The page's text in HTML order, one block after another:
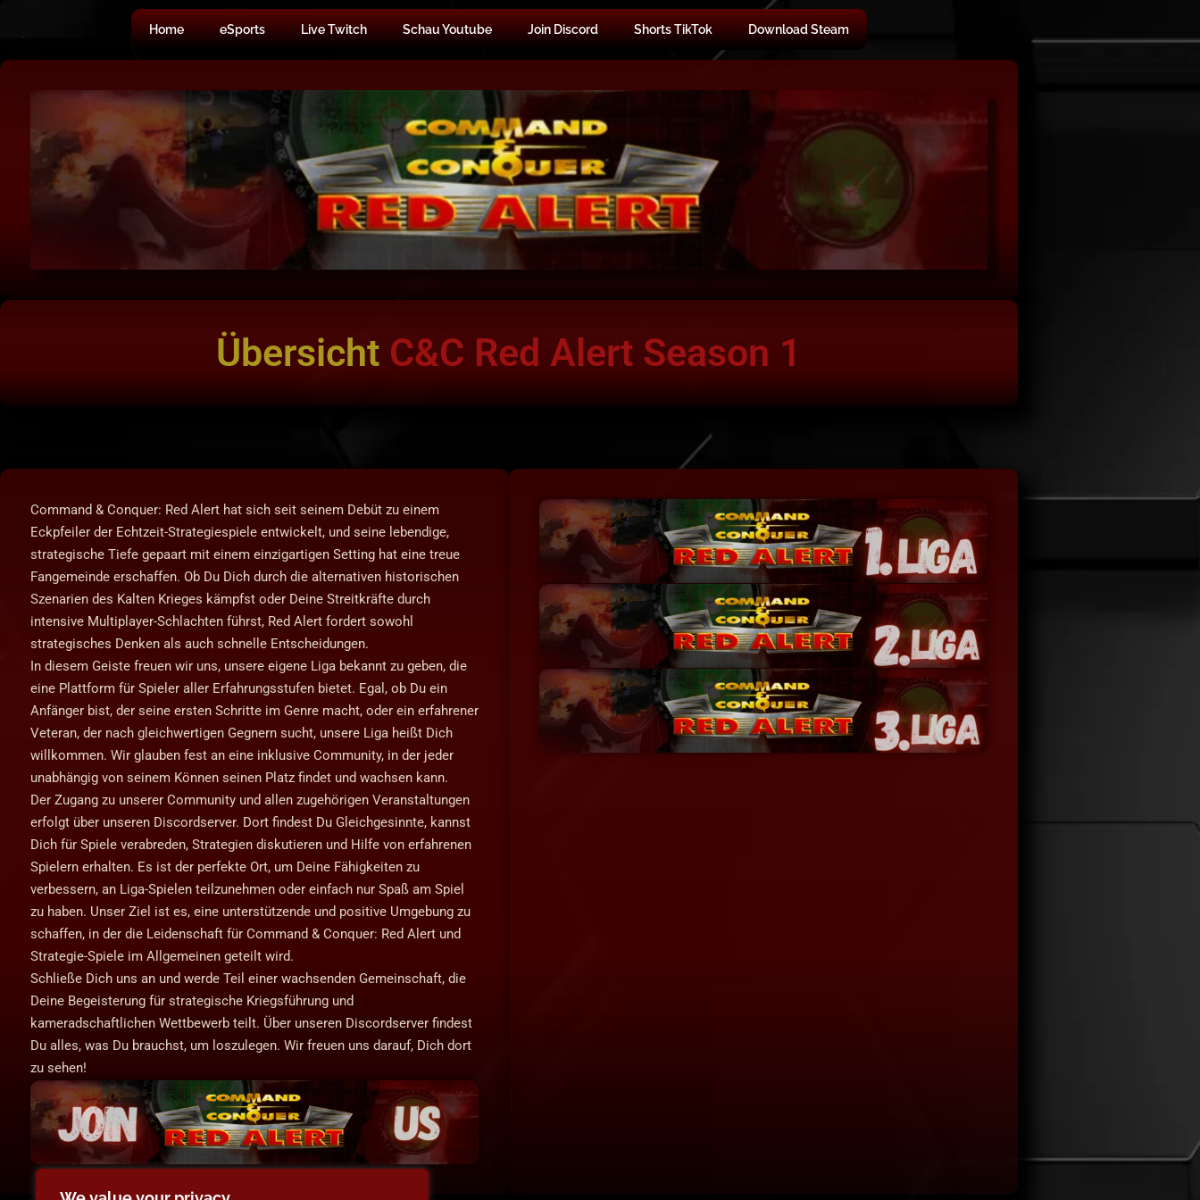
Home eSports Live Twitch Schau Youtube Join Discord Shorts TikTok Download Steam
Übersicht C&C Red Alert Season 1
Command & Conquer: Red Alert hat sich seit seinem Debüt zu einem
Eckpfeiler der Echtzeit-Strategiespiele entwickelt, und seine lebendige,
strategische Tiefe gepaart mit einem einzigartigen Setting hat eine treue
Fangemeinde erschaffen. Ob Du Dich durch die alternativen historischen
Szenarien des Kalten Krieges kämpfst oder Deine Streitkräfte durch
intensive Multiplayer-Schlachten führst, Red Alert fordert sowohl
strategisches Denken als auch schnelle Entscheidungen.
In diesem Geiste freuen wir uns, unsere eigene Liga bekannt zu geben, die
eine Plattform für Spieler aller Erfahrungsstufen bietet. Egal, ob Du ein
Anfänger bist, der seine ersten Schritte im Genre macht, oder ein erfahrener
Veteran, der nach gleichwertigen Gegnern sucht, unsere Liga heißt Dich
willkommen. Wir glauben fest an eine inklusive Community, in der jeder
unabhängig von seinem Können seinen Platz findet und wachsen kann.
Der Zugang zu unserer Community und allen zugehörigen Veranstaltungen
erfolgt über unseren Discordserver. Dort findest Du Gleichgesinnte, kannst
Dich für Spiele verabreden, Strategien diskutieren und Hilfe von erfahrenen
Spielern erhalten. Es ist der perfekte Ort, um Deine Fähigkeiten zu
verbessern, an Liga-Spielen teilzunehmen oder einfach nur Spaß am Spiel
zu haben. Unser Ziel ist es, eine unterstützende und positive Umgebung zu
schaffen, in der die Leidenschaft für Command & Conquer: Red Alert und
Strategie-Spiele im Allgemeinen geteilt wird.
Schließe Dich uns an und werde Teil einer wachsenden Gemeinschaft, die
Deine Begeisterung für strategische Kriegsführung und
kameradschaftlichen Wettbewerb teilt. Über unseren Discordserver findest
Du alles, was Du brauchst, um loszulegen. Wir freuen uns darauf, Dich dort
zu sehen!